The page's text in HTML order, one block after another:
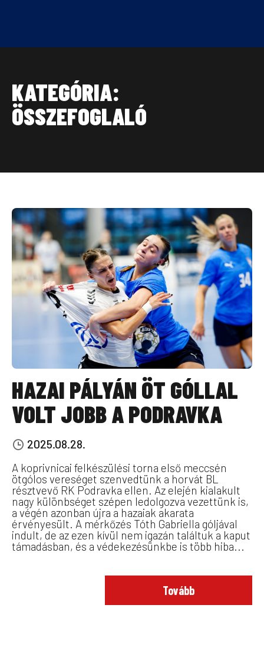
KATEGÓRIA:
ÖSSZEFOGLALÓ
HAZAI PÁLYÁN ÖT GÓLLAL
VOLT JOBB A PODRAVKA
2025.08.28.
A koprivnicai felkészülési torna első meccsén
ötgólos vereséget szenvedtünk a horvát BL
résztvevő RK Podravka ellen. Az elején kialakult
nagy különbséget szépen ledolgozva vezettünk is,
a végén azonban újra a hazaiak akarata
érvényesült. A mérkőzés Tóth Gabriella góljával
indult, de az ezen kívül nem igazán találtuk a kaput
támadásban, és a védekezésünkbe is több hiba...
Tovább